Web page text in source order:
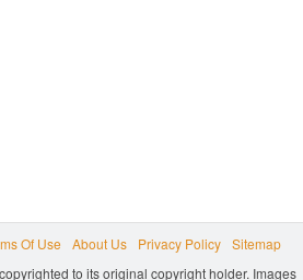
Of Use About Us Privacy Policy
Sitemap
to its original copyright holder. Images